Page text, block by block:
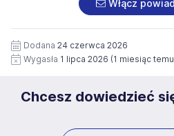
potrzeby przyszłych rekrutacji
Zgoda jest dobrowolna i może
wycofana.
Włącz
Dodana 24 czerwca 2026
Wygasła 1 lipca 2026 (1 miesiąc
Chcesz dowiedzieć